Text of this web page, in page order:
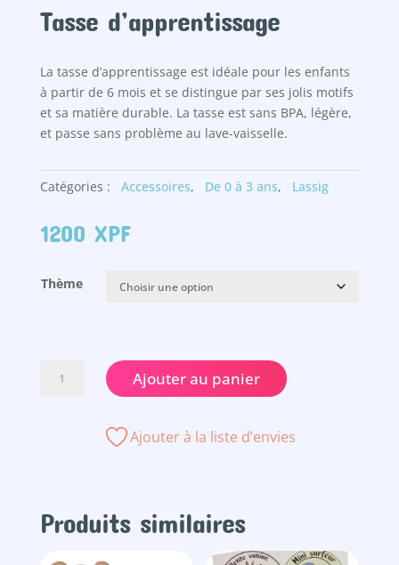
Tasse d’apprentissage
La tasse d’apprentissage est idéale pour les enfants
à partir de 6 mois et se distingue par ses jolis motifs
et sa matière durable. La tasse est sans BPA, légère,
et passe sans problème au lave-vaisselle.
Catégories : Accessoires, De 0 à 3 ans, Lassig
1200 XPF
Thème
d'apprentissage
Ajouter au panier
Ajouter à la liste d’envies
Produits similaires